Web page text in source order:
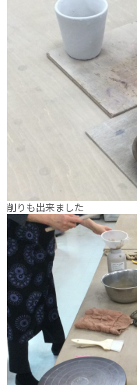
削りも出来ました